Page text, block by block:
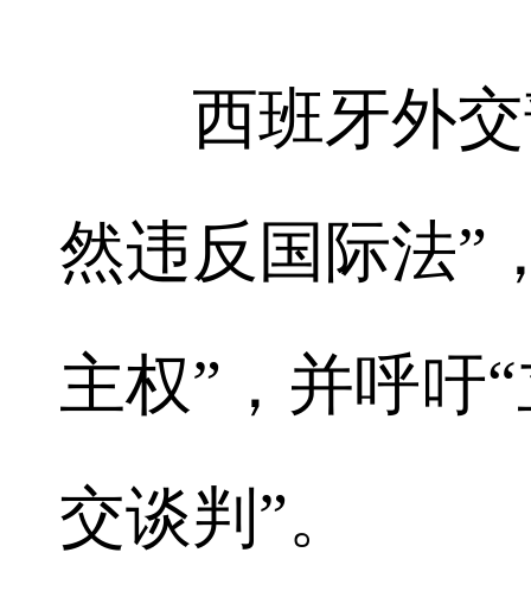
西班牙外交
然违反国际法”
主权”，并呼吁
交谈判”。